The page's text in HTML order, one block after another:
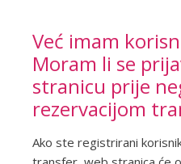
Već imam
Moram li se
stranicu prije
rezervacijom
Ako ste registrirani